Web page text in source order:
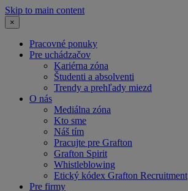
Skip to main content
×
Pracovné ponuky
Pre uchádzačov
Kariérna zóna
Študenti a absolventi
Trendy a prehľady miezd
O nás
Mediálna zóna
Kto sme
Náš tím
Pracujte pre Grafton
Grafton Spirit
Whistleblowing
Etický kódex Grafton Recruitment
Pre firmy